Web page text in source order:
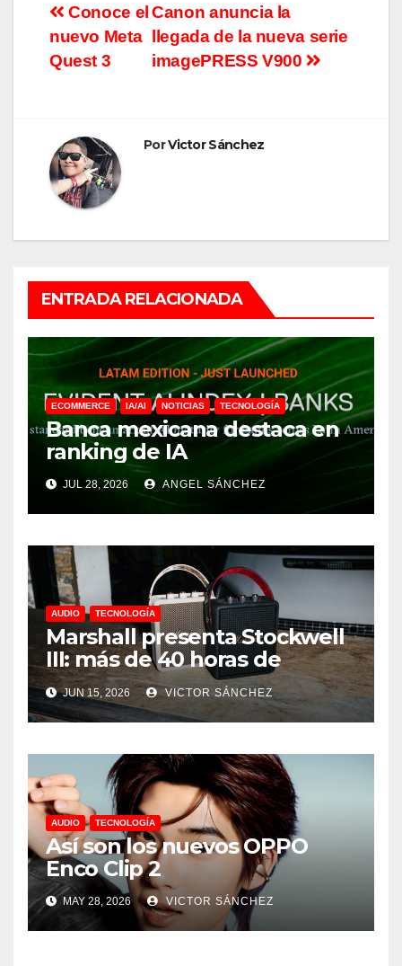
Navegación
de
Canon anuncia la
llegada de la nueva serie
imagePRESS V900
Conoce el
nuevo Meta
Quest 3
PorVictor Sánchez
ENTRADA RELACIONADA
ECOMMERCE IA/AI NOTICIAS TECNOLOGÍA
Banca mexicana destaca en
ranking de IA
JUL 28, 2026 ANGEL SÁNCHEZ
AUDIO TECNOLOGÍA
Marshall presenta Stockwell
III: más de 40 horas de
música y sonido 360°
JUN 15, 2026 VICTOR SÁNCHEZ
AUDIO TECNOLOGÍA
Así son los nuevos OPPO
Enco Clip 2
MAY 28, 2026 VICTOR SÁNCHEZ